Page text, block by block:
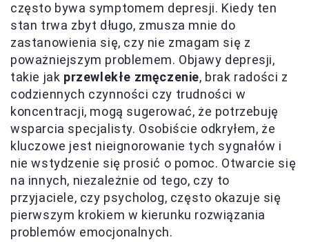
często bywa symptomem depresji. Kiedy ten
stan trwa zbyt długo, zmusza mnie do
zastanowienia się, czy nie zmagam się z
poważniejszym problemem. Objawy depresji,
takie jak przewlekłe zmęczenie, brak radości z
codziennych czynności czy trudności w
koncentracji, mogą sugerować, że potrzebuję
wsparcia specjalisty. Osobiście odkryłem, że
kluczowe jest nieignorowanie tych sygnałów i
nie wstydzenie się prosić o pomoc. Otwarcie się
na innych, niezależnie od tego, czy to
przyjaciele, czy psycholog, często okazuje się
pierwszym krokiem w kierunku rozwiązania
problemów emocjonalnych.